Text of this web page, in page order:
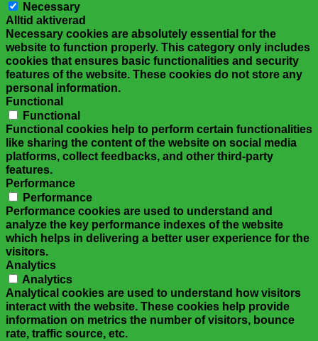
Necessary
Alltid aktiverad
Necessary cookies are absolutely essential for the
website to function properly. This category only includes
cookies that ensures basic functionalities and security
features of the website. These cookies do not store any
personal information.
Functional
Functional
Functional cookies help to perform certain functionalities
like sharing the content of the website on social media
platforms, collect feedbacks, and other third-party
features.
Performance
Performance
Performance cookies are used to understand and
analyze the key performance indexes of the website
which helps in delivering a better user experience for the
visitors.
Analytics
Analytics
Analytical cookies are used to understand how visitors
interact with the website. These cookies help provide
information on metrics the number of visitors, bounce
rate, traffic source, etc.